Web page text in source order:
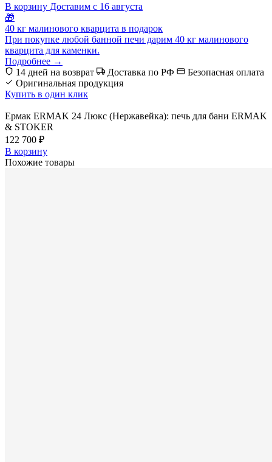
В корзину Доставим с 16 августа
🎁
40 кг малинового кварцита в подарок
При покупке любой банной печи дарим 40 кг малинового
кварцита для каменки.
Подробнее →
14 дней на возврат
Доставка по РФ
Безопасная оплата
Оригинальная продукция
Купить в один клик
Ермак ERMAK 24 Люкс (Нержавейка): печь для бани ERMAK
& STOKER
122 700 ₽
В корзину
Похожие товары